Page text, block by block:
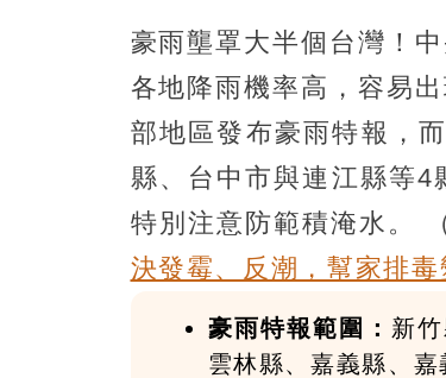
豪雨壟罩大半個台灣！
各地降雨機率高，容易
部地區發布豪雨特報，
縣、台中市與連江縣等
特別注意防範積淹水。
決發霉、反潮，幫家排毒
豪雨特報範圍： 新
雲林縣、嘉義縣、